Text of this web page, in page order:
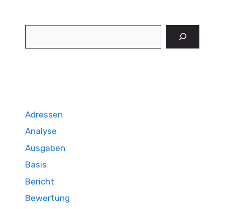
Adressen
Analyse
Ausgaben
Basis
Bericht
Bewertung